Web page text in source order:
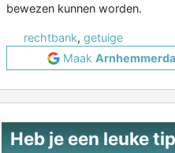
bewezen kunnen worden.
rechtbank, getuige
Maak
Heb je een leuke